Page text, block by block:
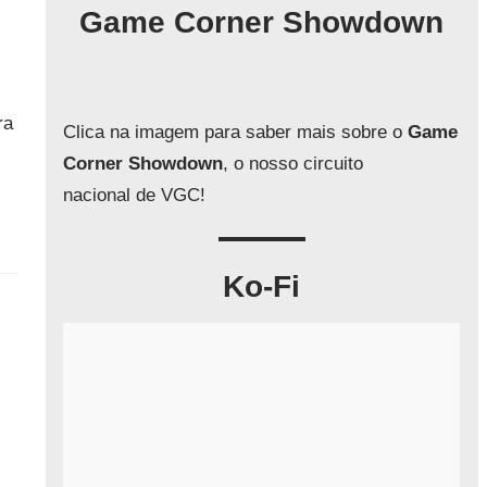
Game Corner Showdown
Clica na imagem para saber mais sobre oGame
Corner Showdown, o nosso circuito
nacional de VGC!
Ko-Fi